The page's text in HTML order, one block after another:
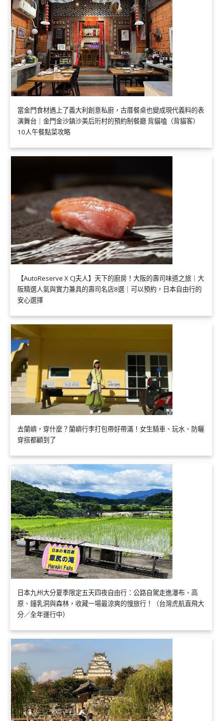
當金門食材遇上了義大利創意私廚，古厝餐桌也變成現代義料的表
演舞台｜金門金沙鎮沙美后珩村的預約制餐廳 背貓嗑（背貓客）
10人午餐點菜攻略
【AutoReserve X CJ夫人】天下的廚房！大阪的壽司味道之旅｜大
阪精選人氣與實力兼具的壽司名店8選｜可以預約，日本自由行的
安心選擇
去蘭嶼，穿什麼？蘭嶼行李打包帶好帶滿！女生騎車、玩水、防曬
穿搭都顧到了
日本九州大分夏季限定五天四夜自由行：公路自駕走進瀑布、高
原、鐘乳洞與森林，收藏一場最涼爽的慢旅行！（台灣虎航直飛大
分／全年運行中）